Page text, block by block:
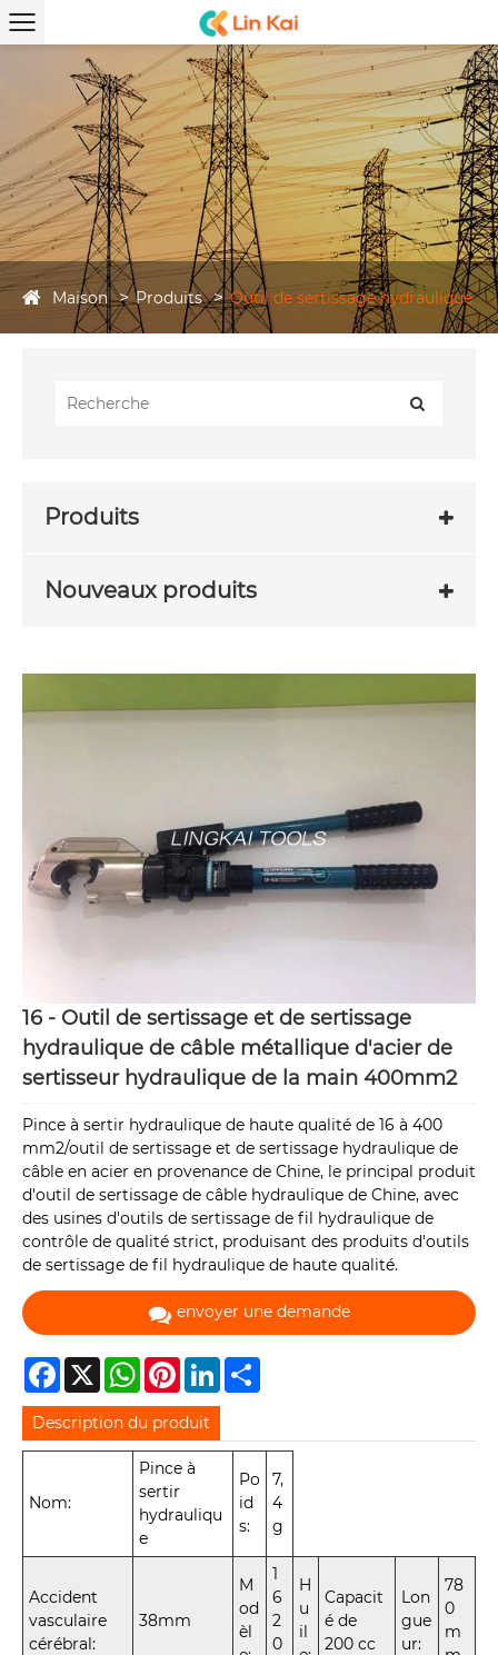
Maison Produits Outil de sertissage hydraulique
Produits
Nouveaux produits
16 - Outil de sertissage et de sertissage
hydraulique de câble métallique d'acier de
sertisseur hydraulique de la main 400mm2
Pince à sertir hydraulique de haute qualité de 16 à 400
mm2/outil de sertissage et de sertissage hydraulique de
câble en acier en provenance de Chine, le principal produit
d'outil de sertissage de câble hydraulique de Chine, avec
des usines d'outils de sertissage de fil hydraulique de
contrôle de qualité strict, produisant des produits d'outils
de sertissage de fil hydraulique de haute qualité.
envoyer une demande
Facebook
X WhatsAppPinterestLinkedIn
Description du produit
Nom:
Pince à
sertir
hydrauliqu
e
Po
id
s:
7,
4
g
Accident
vasculaire
cérébral:
38mm
M
od
èl
1
6
2
0
H
u
il
Capacit
é de
200 cc
Lon
gue
ur:
78
0
m